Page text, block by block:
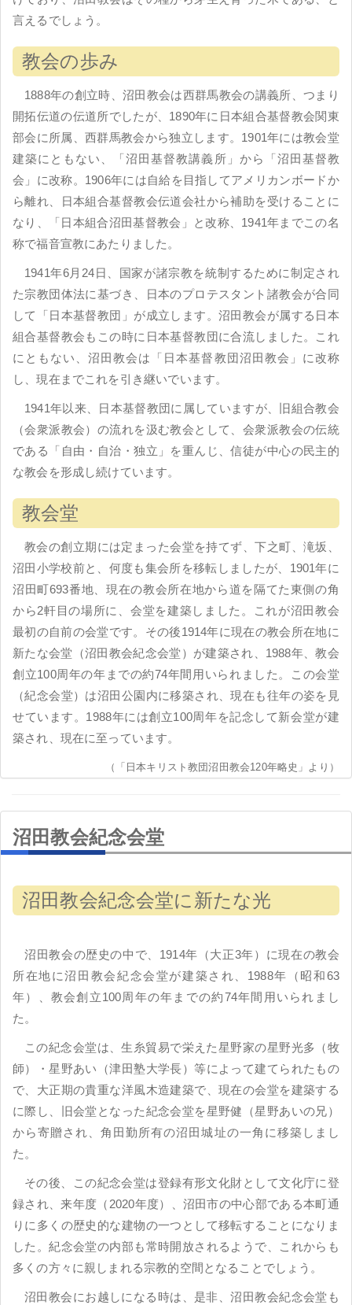
言えるでしょう。
教会の歩み
1888年の創立時、沼田教会は西群馬教会の講義所、つまり
開拓伝道の伝道所でしたが、1890年に日本組合基督教会関東
部会に所属、西群馬教会から独立します。1901年には教会堂
建築にともない、「沼田基督教講義所」から「沼田基督教
会」に改称。1906年には自給を目指してアメリカンボードか
ら離れ、日本組合基督教会伝道会社から補助を受けることに
なり、「日本組合沼田基督教会」と改称、1941年までこの名
称で福音宣教にあたりました。
1941年6月24日、国家が諸宗教を統制するために制定され
た宗教団体法に基づき、日本のプロテスタント諸教会が合同
して「日本基督教団」が成立します。沼田教会が属する日本
組合基督教会もこの時に日本基督教団に合流しました。これ
にともない、沼田教会は「日本基督教団沼田教会」に改称
し、現在までこれを引き継いでいます。
1941年以来、日本基督教団に属していますが、旧組合教会
（会衆派教会）の流れを汲む教会として、会衆派教会の伝統
である「自由・自治・独立」を重んじ、信徒が中心の民主的
な教会を形成し続けています。
教会堂
教会の創立期には定まった会堂を持てず、下之町、滝坂、
沼田小学校前と、何度も集会所を移転しましたが、1901年に
沼田町693番地、現在の教会所在地から道を隔てた東側の角
から2軒目の場所に、会堂を建築しました。これが沼田教会
最初の自前の会堂です。その後1914年に現在の教会所在地に
新たな会堂（沼田教会紀念会堂）が建築され、1988年、教会
創立100周年の年までの約74年間用いられました。この会堂
（紀念会堂）は沼田公園内に移築され、現在も往年の姿を見
せています。1988年には創立100周年を記念して新会堂が建
築され、現在に至っています。
（「日本キリスト教団沼田教会120年略史」より）
沼田教会紀念会堂
沼田教会紀念会堂に新たな光
沼田教会の歴史の中で、1914年（大正3年）に現在の教会
所在地に沼田教会紀念会堂が建築され、1988年（昭和63
年）、教会創立100周年の年までの約74年間用いられまし
た。
この紀念会堂は、生糸貿易で栄えた星野家の星野光多（牧
師）・星野あい（津田塾大学長）等によって建てられたもの
で、大正期の貴重な洋風木造建築で、現在の会堂を建築する
に際し、旧会堂となった紀念会堂を星野健（星野あいの兄）
から寄贈され、角田勤所有の沼田城址の一角に移築しまし
た。
その後、この紀念会堂は登録有形文化財として文化庁に登
録され、来年度（2020年度）、沼田市の中心部である本町通
りに多くの歴史的な建物の一つとして移転することになりま
した。紀念会堂の内部も常時開放されるようで、これからも
多くの方々に親しまれる宗教的空間となることでしょう。
沼田教会にお越しになる時は、是非、沼田教会紀念会堂も